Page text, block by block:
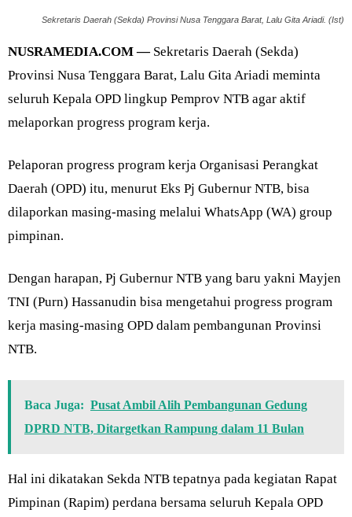
Sekretaris Daerah (Sekda) Provinsi Nusa Tenggara Barat, Lalu Gita Ariadi. (Ist)
NUSRAMEDIA.COM —Sekretaris Daerah (Sekda)
Provinsi Nusa Tenggara Barat, Lalu Gita Ariadi meminta
seluruh Kepala OPD lingkup Pemprov NTB agar aktif
melaporkan progress program kerja.
Pelaporan progress program kerja Organisasi Perangkat
Daerah (OPD) itu, menurut Eks Pj Gubernur NTB, bisa
dilaporkan masing-masing melalui WhatsApp (WA) group
pimpinan.
Dengan harapan, Pj Gubernur NTB yang baru yakni Mayjen
TNI (Purn) Hassanudin bisa mengetahui progress program
kerja masing-masing OPD dalam pembangunan Provinsi
NTB.
Baca Juga: Pusat Ambil Alih Pembangunan Gedung
DPRD NTB, Ditargetkan Rampung dalam 11 Bulan
Hal ini dikatakan Sekda NTB tepatnya pada kegiatan Rapat
Pimpinan (Rapim) perdana bersama seluruh Kepala OPD